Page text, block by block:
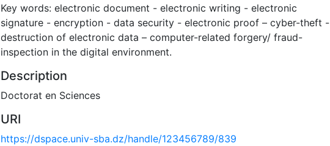
Key words: electronic document - electronic writing - electronic
signature - encryption - data security - electronic proof – cyber-theft -
destruction of electronic data – computer-related forgery/ fraud-
inspection in the digital environment.
Description
Doctorat en Sciences
URI
https://dspace.univ-sba.dz/handle/123456789/839